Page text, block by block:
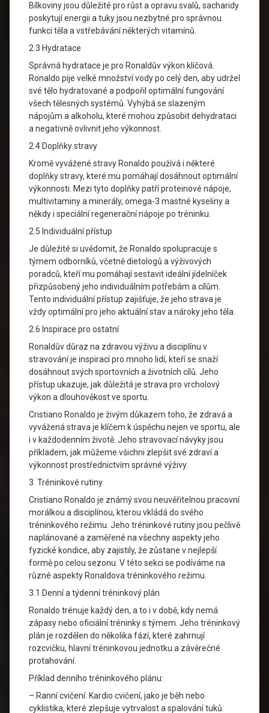
Bílkoviny jsou důležité pro růst a opravu svalů, sacharidy
poskytují energii a tuky jsou nezbytné pro správnou
funkci těla a vstřebávání některých vitamínů.
2.3 Hydratace
Správná hydratace je pro Ronaldův výkon klíčová.
Ronaldo pije velké množství vody po celý den, aby udržel
své tělo hydratované a podpořil optimální fungování
všech tělesných systémů. Vyhýbá se slazeným
nápojům a alkoholu, které mohou způsobit dehydrataci
a negativně ovlivnit jeho výkonnost.
2.4 Doplňky stravy
Kromě vyvážené stravy Ronaldo používá i některé
doplňky stravy, které mu pomáhají dosáhnout optimální
výkonnosti. Mezi tyto doplňky patří proteinové nápoje,
multivitaminy a minerály, omega-3 mastné kyseliny a
někdy i speciální regenerační nápoje po tréninku.
2.5 Individuální přístup
Je důležité si uvědomit, že Ronaldo spolupracuje s
týmem odborníků, včetně dietologů a výživových
poradců, kteří mu pomáhají sestavit ideální jídelníček
přizpůsobený jeho individuálním potřebám a cílům.
Tento individuální přístup zajišťuje, že jeho strava je
vždy optimální pro jeho aktuální stav a nároky jeho těla.
2.6 Inspirace pro ostatní
Ronaldův důraz na zdravou výživu a disciplínu v
stravování je inspirací pro mnoho lidí, kteří se snaží
dosáhnout svých sportovních a životních cílů. Jeho
přístup ukazuje, jak důležitá je strava pro vrcholový
výkon a dlouhověkost ve sportu.
Cristiano Ronaldo je živým důkazem toho, že zdravá a
vyvážená strava je klíčem k úspěchu nejen ve sportu, ale
i v každodenním životě. Jeho stravovací návyky jsou
příkladem, jak můžeme všichni zlepšit své zdraví a
výkonnost prostřednictvím správné výživy.
3. Tréninkové rutiny
Cristiano Ronaldo je známý svou neuvěřitelnou pracovní
morálkou a disciplínou, kterou vkládá do svého
tréninkového režimu. Jeho tréninkové rutiny jsou pečlivě
naplánované a zaměřené na všechny aspekty jeho
fyzické kondice, aby zajistily, že zůstane v nejlepší
formě po celou sezonu. V této sekci se podíváme na
různé aspekty Ronaldova tréninkového režimu.
3.1 Denní a týdenní tréninkový plán
Ronaldo trénuje každý den, a to i v době, kdy nemá
zápasy nebo oficiální tréninky s týmem. Jeho tréninkový
plán je rozdělen do několika fází, které zahrnují
rozcvičku, hlavní tréninkovou jednotku a závěrečné
protahování.
Příklad denního tréninkového plánu:
– Ranní cvičení: Kardio cvičení, jako je běh nebo
cyklistika, které zlepšuje vytrvalost a spalování tuků.